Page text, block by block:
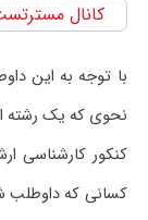
کانال
نحوی که یک رشته
کنکور کارشناسی
کسانی که داوطلب